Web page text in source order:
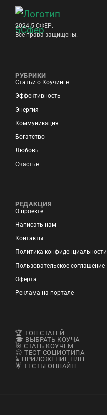
2024 5 СФЕР.
Все права защищены.
РУБРИКИ
Статьи о Коучинге
Эффективность
Энергия
Коммуникация
Богатство
Любовь
Счастье
РЕДАКЦИЯ
О проекте
Написать нам
Контакты
Политика конфиденциальности
Пользовательское соглашение
Оферта
Реклама на портале
🏆 ТОП СТАТЕЙ
🎓 ВЫБРАТЬ КОУЧА
🎯 СТАТЬ КОУЧЕМ
😊 ТЕСТ СОЦИОТИПА
⌛ ПРИЛОЖЕНИЕ НЛП
🌟 ТЕСТЫ ОНЛАЙН